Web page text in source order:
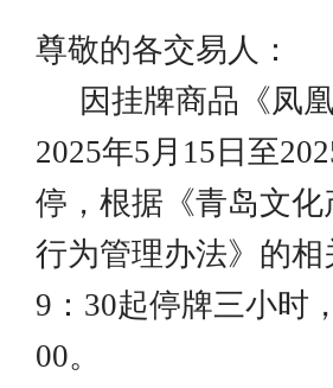
尊敬的各交易人：
因挂牌商品《凤
2025年5月 15 日至
停，根据《青岛文
行为管理办法》的
9 ： 30起停牌三小时
00。